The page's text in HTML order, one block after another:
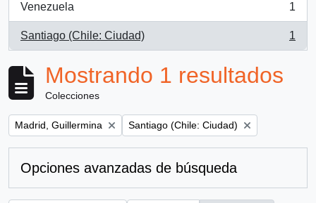
Venezuela
, 1 resultados
1
Santiago (Chile: Ciudad)
, 1 resultados
1
Mostrando 1 resultados
Colecciones
Remove filter:
Madrid, Guillermina Remove filter:
Santiago (Chile: Ciudad)
Opciones avanzadas de búsqueda